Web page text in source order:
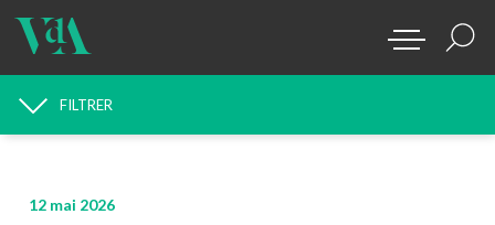
RECHERCHE D'ACTUALITÉS
FILTRER
12 mai 2026